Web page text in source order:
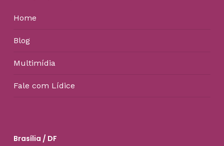
Home
Blog
Multimídia
Fale com Lídice
Brasília / DF